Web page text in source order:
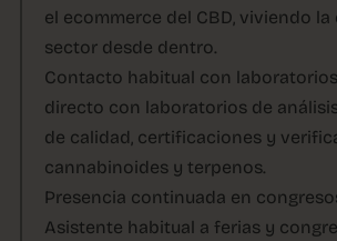
el ecommerce del CBD, viviendo
sector desde dentro.
Contacto habitual con laboratorios
directo con laboratorios de
de calidad, certificaciones y
cannabinoides y terpenos.
Presencia continuada en
Asistente habitual a ferias y